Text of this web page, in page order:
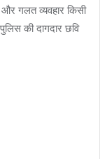
गलत व्यवहार किसी
की दागदार छवि